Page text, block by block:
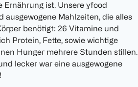
Ernährung ist. Unsere yfood
ausgewogene Mahlzeiten, die alles
benötigt: 26 Vitamine und
Protein, Fette, sowie wichtige
Hunger mehrere Stunden stillen.
lecker war eine ausgewogene